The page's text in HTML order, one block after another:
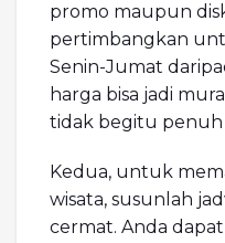
promo maupun
pertimbangkan
Senin-Jumat
harga bisa jadi
tidak begitu penuh
Kedua, untuk
wisata, susunlah
cermat. Anda